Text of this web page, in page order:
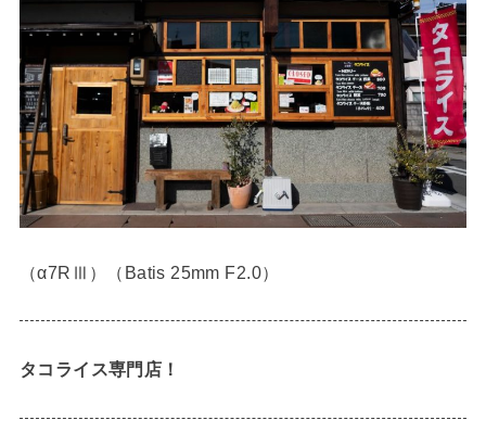
（α7RⅢ）（Batis 25mm F2.0）
タコライス専門店！